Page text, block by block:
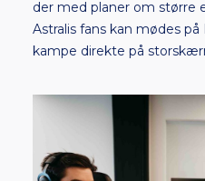
der med planer om større
Astralis fans kan mødes
kampe direkte på